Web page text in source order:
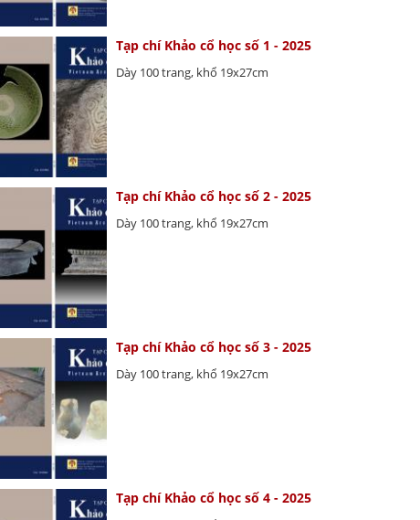
Tạp chí Khảo cổ học số 1 - 2025
Dày 100 trang, khổ 19x27cm
Tạp chí Khảo cổ học số 2 - 2025
Dày 100 trang, khổ 19x27cm
Tạp chí Khảo cổ học số 3 - 2025
Dày 100 trang, khổ 19x27cm
Tạp chí Khảo cổ học số 4 - 2025